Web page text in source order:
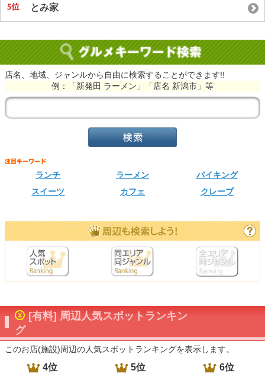
とみ家
店名、地域、ジャンルから自由に検索することができます!!
例：「新発田 ラーメン」「店名 新潟市」等
ランチ ラーメン
バイキング
スイーツ
カフェ クレープ
[有料] 周辺人気スポットランキン
グ
このお店(施設)周辺の人気スポットランキングを表示します。
4位 5位 6位